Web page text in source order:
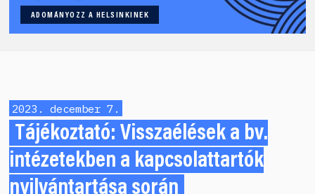
ADOMÁNYOZZ A HELSINKINEK
2023. december 7.
Tájékoztató: Visszaélések a bv.
intézetekben a kapcsolattartók
nyilvántartása során